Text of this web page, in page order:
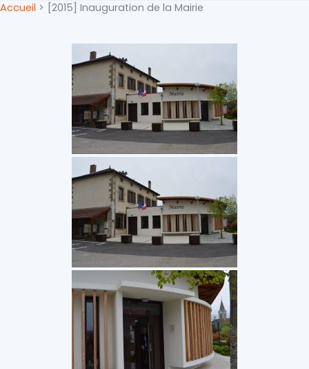
Accueil [2015] Inauguration de la Mairie